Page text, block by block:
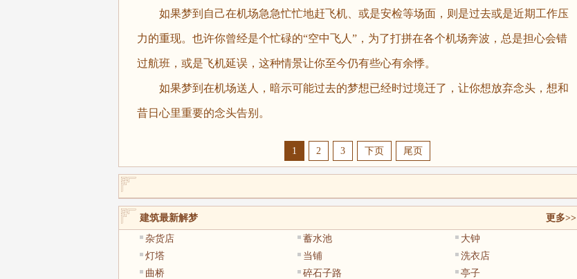
如果梦到自己在机场急急忙忙地赶飞机、或是安检等场面，则是过去或是近期工作压
力的重现。也许你曾经是个忙碌的“空中飞人”，为了打拼在各个机场奔波，总是担心会错
过航班，或是飞机延误，这种情景让你至今仍有些心有余悸。
如果梦到在机场送人，暗示可能过去的梦想已经时过境迁了，让你想放弃念头，想和
昔日心里重要的念头告别。
1 2 3 下页 尾页
建筑最新解梦
更多>>
杂货店
蓄水池
大钟
灯塔
当铺
洗衣店
曲桥
碎石子路
亭子